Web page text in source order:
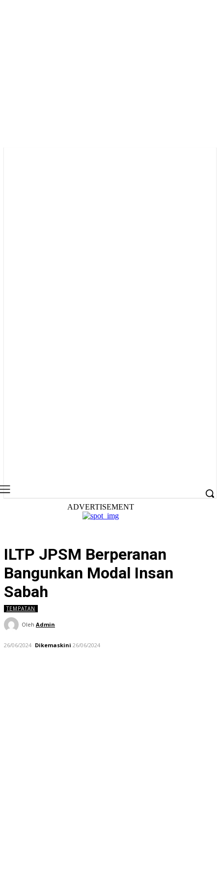
ADVERTISEMENT
ILTP JPSM Berperanan
Bangunkan Modal Insan
Sabah
TEMPATAN
Oleh Admin
26/06/2024 Dikemaskini 26/06/2024